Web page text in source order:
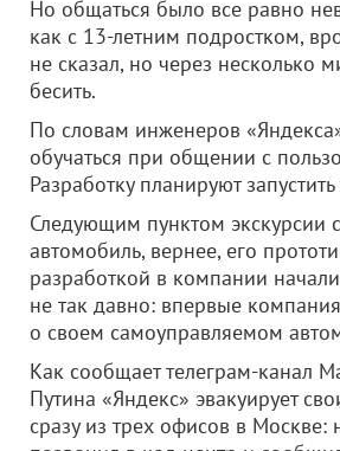
Но общаться было все равно
как с 13-летним подростком,
не сказал, но через несколько
бесить.
По словам инженеров
обучаться при общении с
Разработку планируют
Следующим пунктом экскурсии
автомобиль, вернее, его
разработкой в компании
не так давно: впервые
о своем самоуправляемом
Как сообщает телеграм-канал
Путина «Яндекс» эвакуирует
сразу из трех офисов в Москве: